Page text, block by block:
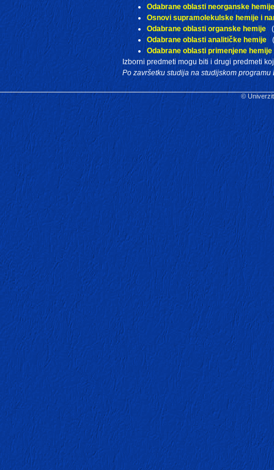
Odabrane oblasti neorganske hemije
Osnovi supramolekulske hemije i
Odabrane oblasti organske hemije
Odabrane oblasti analitičke hemije
Odabrane oblasti primenjene hemije
Izborni predmeti mogu biti i drugi predmeti
Po završetku studija na studijskom
©